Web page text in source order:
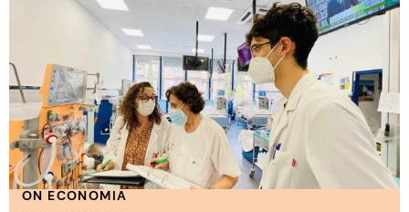
ON ECONOMIA